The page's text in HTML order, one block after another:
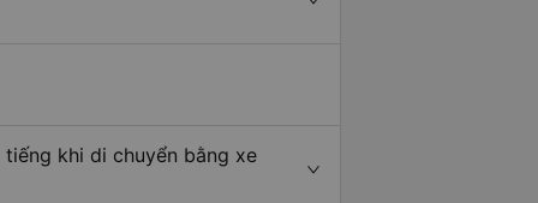
tiếng khi di chuyển bằng xe